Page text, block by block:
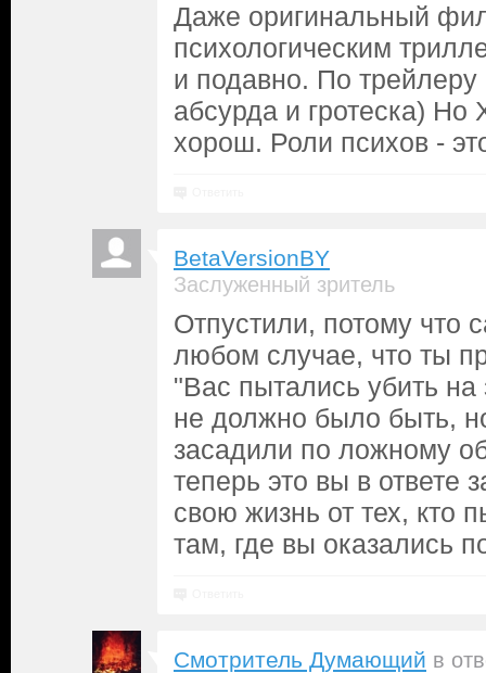
Даже оригинальный
психологическим
и подавно. По трейлеру
абсурда и гротеска)
хорош. Роли психов -
BetaVersionBY
Заслуженный зритель
Отпустили, потому что
любом случае, что ты
"Вас пытались убить на
не должно было быть,
засадили по ложному
теперь это вы в ответе
свою жизнь от тех, кто
там, где вы оказались
Смотритель Думающий в